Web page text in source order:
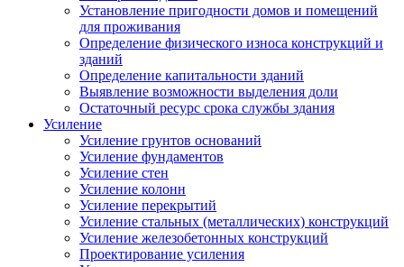
Установление пригодности домов и помещений
для проживания
Определение физического износа конструкций и
зданий
Определение капитальности зданий
Выявление возможности выделения доли
Остаточный ресурс срока службы здания
Усиление
Усиление грунтов оснований
Усиление фундаментов
Усиление стен
Усиление колонн
Усиление перекрытий
Усиление стальных (металлических) конструкций
Усиление железобетонных конструкций
Проектирование усиления